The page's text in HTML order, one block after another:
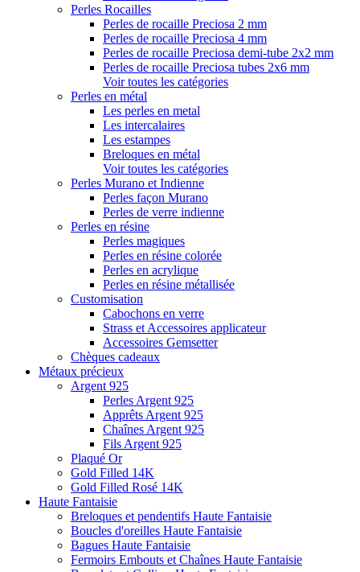
Perles Rocailles
Perles de rocaille Preciosa 2 mm
Perles de rocaille Preciosa 4 mm
Perles de rocaille Preciosa demi-tube 2x2 mm
Perles de rocaille Preciosa tubes 2x6 mm
Voir toutes les catégories
Perles en métal
Les perles en metal
Les intercalaires
Les estampes
Breloques en métal
Voir toutes les catégories
Perles Murano et Indienne
Perles façon Murano
Perles de verre indienne
Perles en résine
Perles magiques
Perles en résine colorée
Perles en acrylique
Perles en résine métallisée
Customisation
Cabochons en verre
Strass et Accessoires applicateur
Accessoires Gemsetter
Chèques cadeaux
Métaux précieux
Argent 925
Perles Argent 925
Apprêts Argent 925
Chaînes Argent 925
Fils Argent 925
Plaqué Or
Gold Filled 14K
Gold Filled Rosé 14K
Haute Fantaisie
Breloques et pendentifs Haute Fantaisie
Boucles d'oreilles Haute Fantaisie
Bagues Haute Fantaisie
Fermoirs Embouts et Chaînes Haute Fantaisie